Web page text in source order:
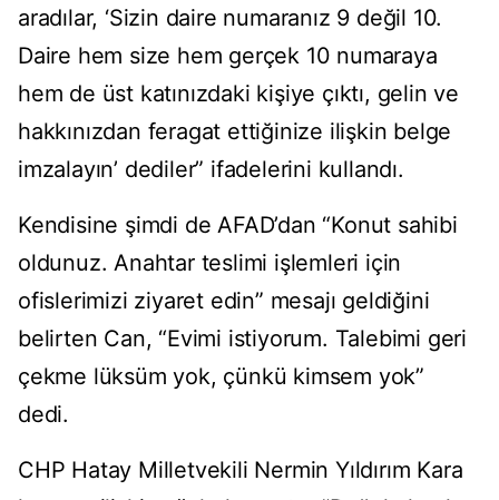
aradılar, ‘Sizin daire numaranız 9 değil 10.
Daire hem size hem gerçek 10 numaraya
hem de üst katınızdaki kişiye çıktı, gelin ve
hakkınızdan feragat ettiğinize ilişkin belge
imzalayın’ dediler” ifadelerini kullandı.
Kendisine şimdi de AFAD’dan “Konut sahibi
oldunuz. Anahtar teslimi işlemleri için
ofislerimizi ziyaret edin” mesajı geldiğini
belirten Can, “Evimi istiyorum. Talebimi geri
çekme lüksüm yok, çünkü kimsem yok”
dedi.
CHP Hatay Milletvekili Nermin Yıldırım Kara